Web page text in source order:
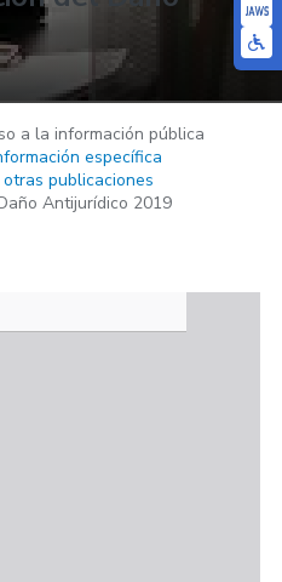
a la información pública
específica
publicaciones
Antijurídico 2019